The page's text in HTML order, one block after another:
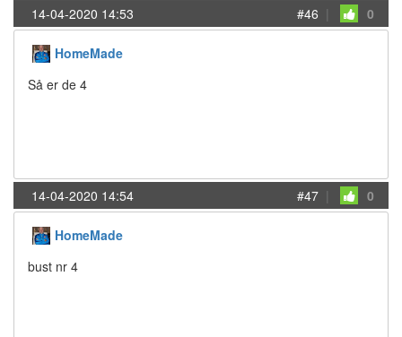
14-04-2020 14:53 #46 | 0
HomeMade
Så er de 4
14-04-2020 14:54 #47 | 0
HomeMade
bust nr 4